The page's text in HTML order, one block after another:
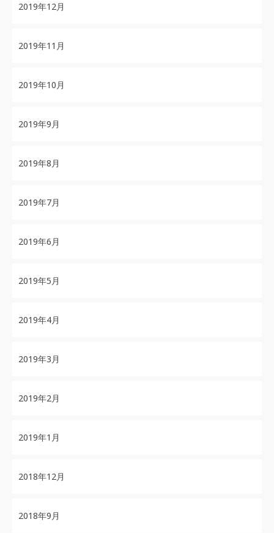
2019年12月
2019年11月
2019年10月
2019年9月
2019年8月
2019年7月
2019年6月
2019年5月
2019年4月
2019年3月
2019年2月
2019年1月
2018年12月
2018年9月